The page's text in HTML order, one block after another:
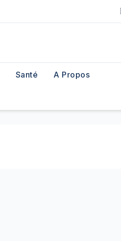
Santé A Propos